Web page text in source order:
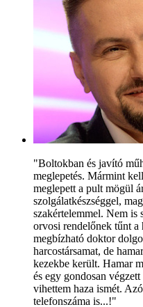
"Boltokban és javító
meglepetés. Mármint
meglepett a pult mögül
szolgálatkészséggel,
szakértelemmel. Nem is
orvosi rendelőnek tűnt a
megbízható doktor
harcostársamat, de
kezekbe került. Hamar
és egy gondosan
vihettem haza ismét.
telefonszáma is...!"